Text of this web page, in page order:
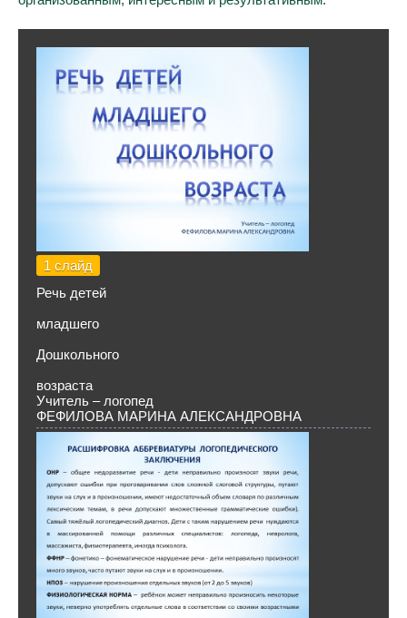
1 слайд
Речь детей
младшего
Дошкольного
возраста
Учитель – логопед
ФЕФИЛОВА МАРИНА АЛЕКСАНДРОВНА